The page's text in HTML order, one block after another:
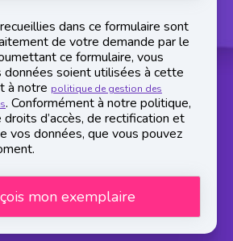
dans ce formulaire sont
de votre demande par le
ce formulaire, vous
données soient utilisées à cette
à notre politique de gestion des
. Conformément à notre politique,
d’accès, de rectification et
vos données, que vous pouvez